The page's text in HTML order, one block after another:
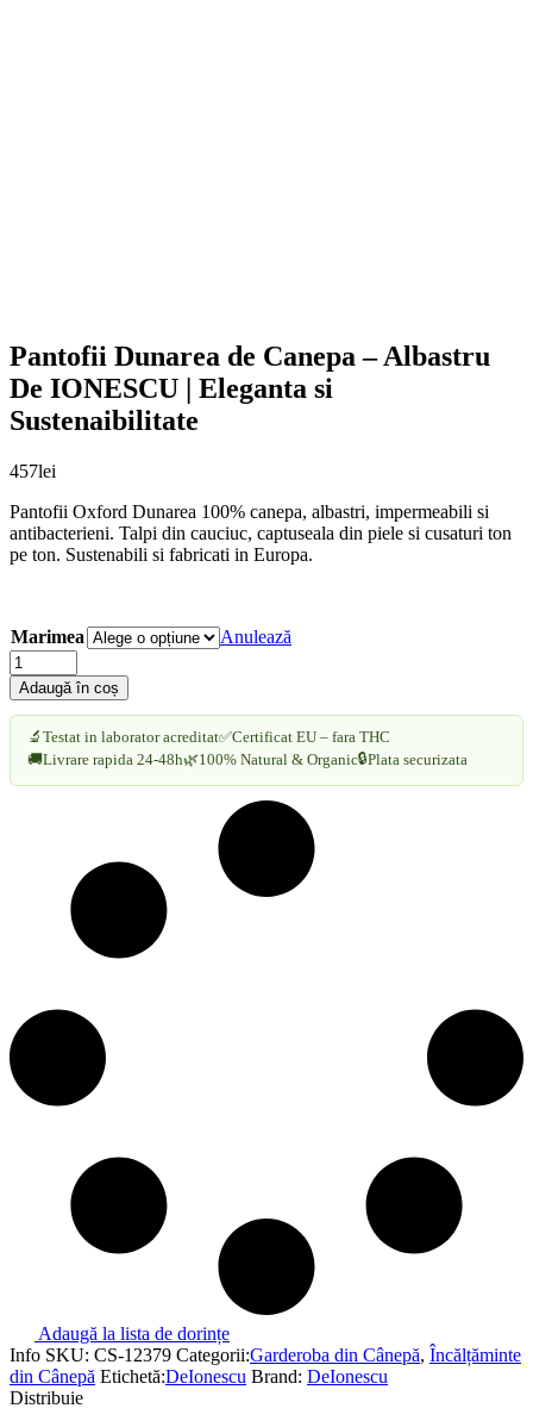
Pantofii Dunarea de Canepa – Albastru
De IONESCU | Eleganta si
Sustenaibilitate
457lei
Pantofii Oxford Dunarea 100% canepa, albastri, impermeabili si
antibacterieni. Talpi din cauciuc, captuseala din piele si cusaturi ton
pe ton. Sustenabili si fabricati in Europa.
Marimea
Anulează
Pantofii
Dunarea
de
Canepa
Albastru
De
Sustenaibilitate
Adaugă în coș
🔬 Testat in laborator acreditat✅Certificat EU – fara THC
🚚Livrare rapida 24-48h🌿100% Natural & Organic🔒Plata securizata
Adaugă la lista de dorințe
Info SKU: CS-12379 Categorii:Garderoba din Cânepă, Încălțăminte
din Cânepă Etichetă:DeIonescu Brand: DeIonescu
Distribuie